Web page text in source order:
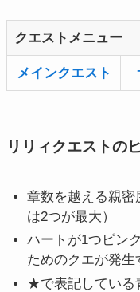
クエストメニュー
メインクエスト
リリィクエストの
章数を越える親密
は2つが最大）
ハートが1つピン
ためのクエが発生
★で表記している